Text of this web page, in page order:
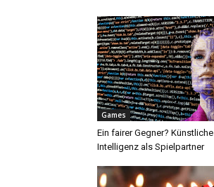
Games
Ein fairer Gegner? Künstliche
Intelligenz als Spielpartner